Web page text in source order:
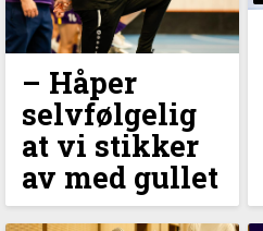
– Håper
selvfølgelig
at vi stikker
av med gullet